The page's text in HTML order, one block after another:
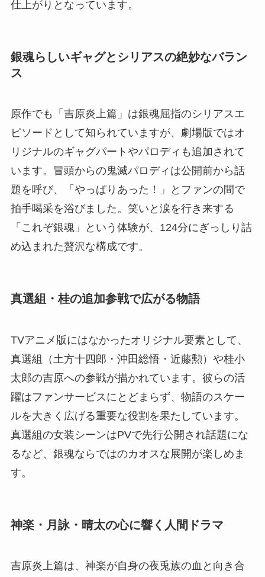
仕上がりとなっています。
銀魂らしいギャグとシリアスの絶妙なバラン
ス
原作でも「吉原炎上篇」は銀魂屈指のシリアスエ
ピソードとして知られていますが、劇場版ではオ
リジナルのギャグパートやパロディも追加されて
います。冒頭からの鬼滅パロディは公開前から話
題を呼び、「やっぱりあった！」とファンの間で
拍手喝采を浴びました。笑いと涙を行き来する
「これぞ銀魂」という体験が、124分にぎっしり詰
め込まれた贅沢な構成です。
真選組・桂の追加参戦で広がる物語
TVアニメ版にはなかったオリジナル要素として、
真選組（土方十四郎・沖田総悟・近藤勲）や桂小
太郎の吉原への参戦が描かれています。彼らの活
躍はファンサービスにとどまらず、物語のスケー
ルを大きく広げる重要な役割を果たしています。
真選組の女装シーンはPVで先行公開され話題にな
るなど、銀魂ならではのカオスな展開が楽しめま
す。
神楽・月詠・晴太の心に響く人間ドラマ
吉原炎上篇は、神楽が自身の夜兎族の血と向き合